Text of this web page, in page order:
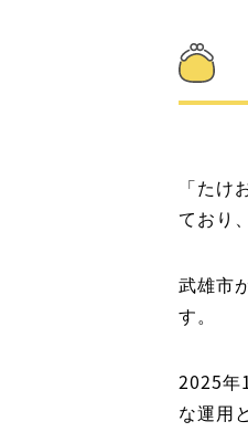
「た
ており
武雄市
す。
2025年
な運用